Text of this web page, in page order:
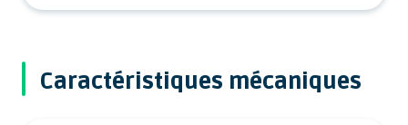
Caractéristiques mécaniques